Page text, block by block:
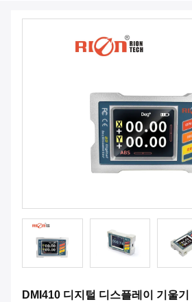
DMI410 디지털 디스플레이 기울기